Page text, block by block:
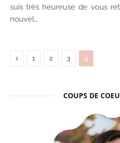
suis très heureuse de vous
nouvel…
Previous
1 2 3 4
COUPS DE